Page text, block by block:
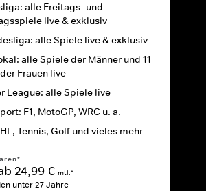
alle Freitags- und
live & exklusiv
alle Spiele live & exklusiv
alle Spiele der Männer und 11
Frauen live
League: alle Spiele live
F1, MotoGP, WRC u. a.
Tennis, Golf und vieles mehr
24,99 € mtl.*
unter 27 Jahre